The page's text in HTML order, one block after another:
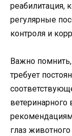
реабилитация,
регулярные
контроля и
Важно
требует
ветеринарного
глаз